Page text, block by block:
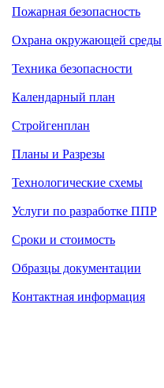
Пожарная безопасность
Охрана окружающей среды
Техника безопасности
Календарный план
Стройгенплан
Планы и Разрезы
Технологические схемы
Услуги по разработке ППР
Сроки и стоимость
Образцы документации
Контактная информация